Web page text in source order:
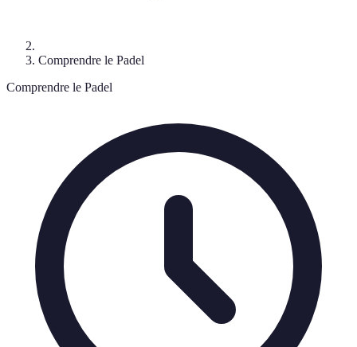
Comprendre le Padel
Comprendre le Padel